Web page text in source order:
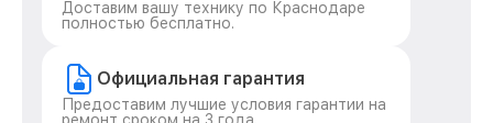
Доставим вашу технику по Краснодаре
полностью бесплатно.
Официальная гарантия
Предоставим лучшие условия гарантии на